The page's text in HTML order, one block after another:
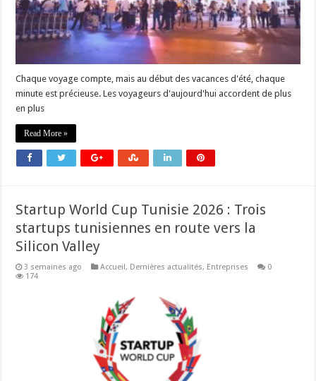
Chaque voyage compte, mais au début des vacances d'été, chaque
minute est précieuse. Les voyageurs d'aujourd'hui accordent de plus
en plus
Read More »
Startup World Cup Tunisie 2026 : Trois
startups tunisiennes en route vers la
Silicon Valley
3 semaines ago Accueil, Dernières actualités, Entreprises
0
174